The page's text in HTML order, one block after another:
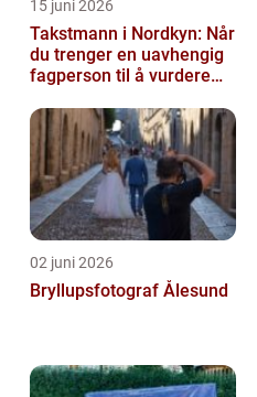
15 juni 2026
Takstmann i Nordkyn: Når
du trenger en uavhengig
fagperson til å vurdere
02 juni 2026
Bryllupsfotograf Ålesund